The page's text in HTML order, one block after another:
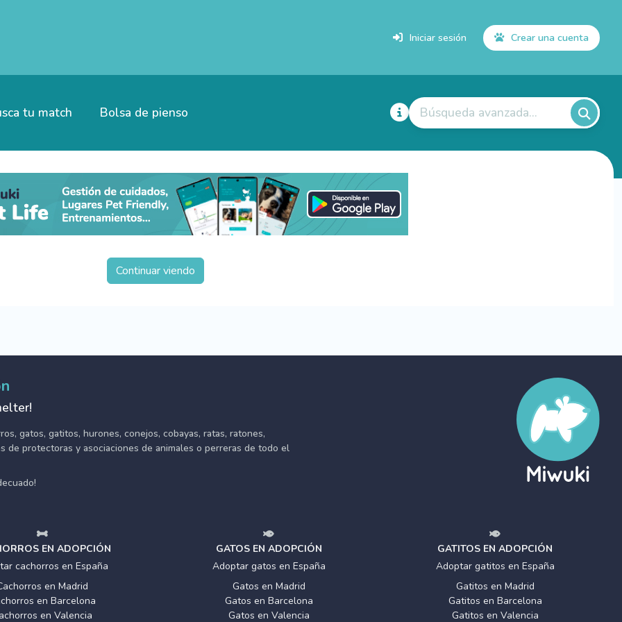
Iniciar sesión Crear una cuenta
tu match Bolsa de pienso Búsqueda avanzada...
Continuar viendo
gatos, gatitos, hurones, conejos, cobayas, ratas, ratones,
de protectoras y asociaciones de animales o perreras de todo el
EN ADOPCIÓN
cachorros en España
en Madrid
en Barcelona
en Valencia
GATOS EN ADOPCIÓN
Adoptar gatos en España
Gatos en Madrid
Gatos en Barcelona
Gatos en Valencia
GATITOS EN ADOPCIÓN
Adoptar gatitos en España
Gatitos en Madrid
Gatitos en Barcelona
Gatitos en Valencia